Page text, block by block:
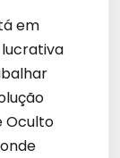
em
Oculto